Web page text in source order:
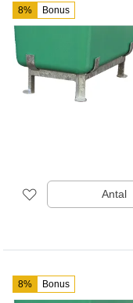
8% Bonus
Antal
8% Bonus